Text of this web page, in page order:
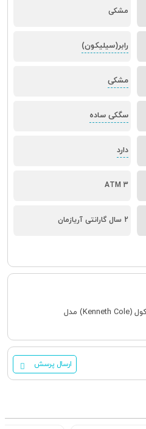
مشکی
رابر(سیلیکون)
مشکی
سگکی ساده
دارد
3 ATM
2 سال گارانتی آریازمان
ساعت مچی عقربه ای مردانه کنت کول (Kenneth Cole) مدل
ارسال پرسش